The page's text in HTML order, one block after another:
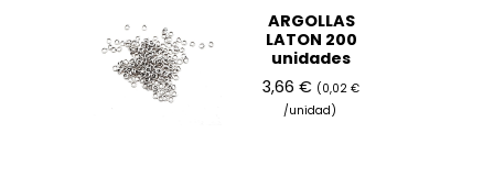
ARGOLLAS
LATON 200
unidades
3,66 € (0,02 €
/unidad)